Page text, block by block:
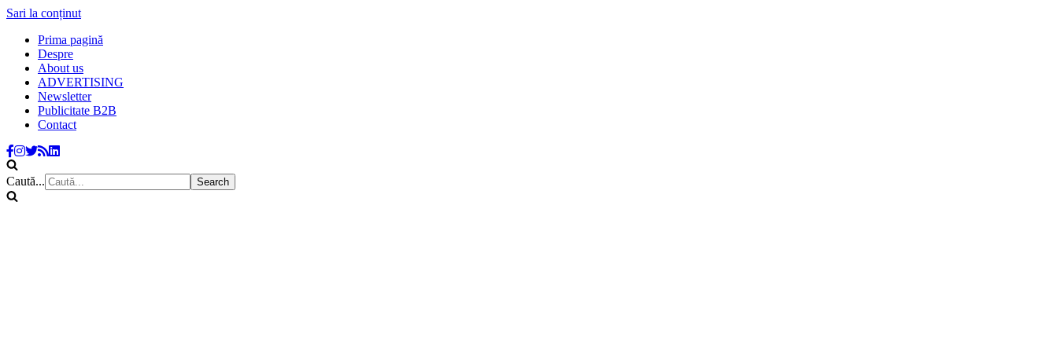
Sari la conținut
Prima pagină
Despre
About us
ADVERTISING
Newsletter
Publicitate B2B
Contact
Caută...